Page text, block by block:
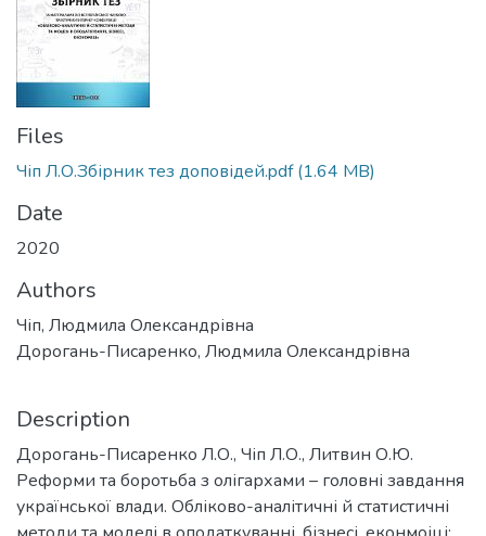
Files
Чіп Л.О.Збірник тез доповідей.pdf(1.64 MB)
Date
2020
Authors
Чіп, Людмила Олександрівна
Дорогань-Писаренко, Людмила Олександрівна
Description
Дорогань-Писаренко Л.О., Чіп Л.О., Литвин О.Ю.
Реформи та боротьба з олігархами – головні завдання
української влади. Обліково-аналітичні й статистичні